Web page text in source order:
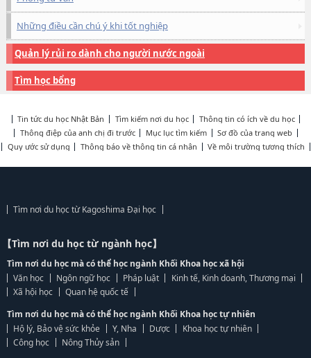
Những điều cần chú ý khi tốt nghiệp
Quản lý rủi ro dành cho người nước ngoài
Tìm học bổng
Tin tức du học Nhật Bản Tìm kiếm nơi du học
Thông tin có ích về du học
Thông điệp của anh chị đi trước
Mục lục tìm kiếm
Sơ đồ của trang web
Quy ước sử dụng
Thông báo về thông tin cá nhân Về môi trường tương thích
Tìm nơi du học từ Kagoshima Đại học
【Tìm nơi du học từ ngành học】
Tìm nơi du học mà có thể học ngành Khối Khoa học xã hội
Văn học
Ngôn ngữ học Pháp luật
Kinh tế, Kinh doanh, Thương mại
Xã hội học
Quan hệ quốc tế
Tìm nơi du học mà có thể học ngành Khối Khoa học tự nhiên
Hộ lý, Bảo vệ sức khỏe
Y, Nha Dược
Khoa học tự nhiên
Công học
Nông Thủy sản